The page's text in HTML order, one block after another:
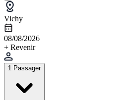
Vichy
08/08/2026
+ Revenir
1 Passager